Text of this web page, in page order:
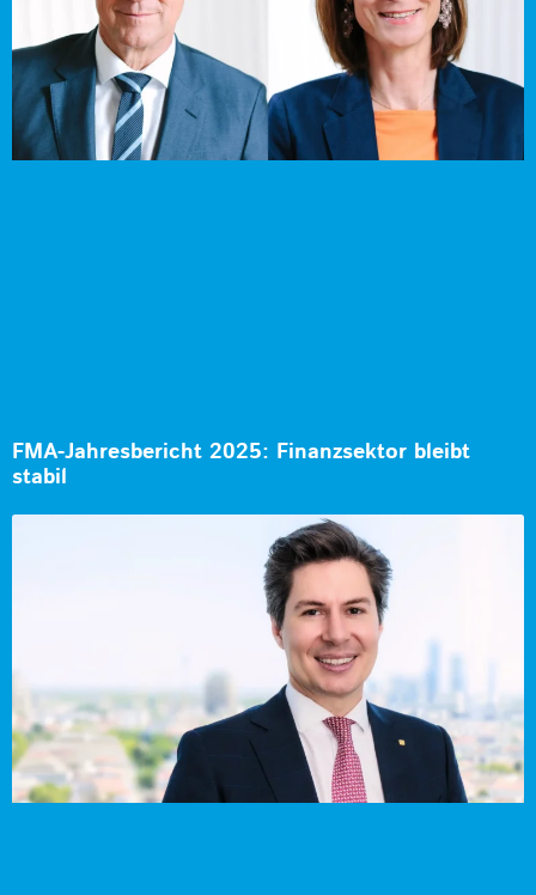
FMA-Jahresbericht 2025: Finanzsektor bleibt
stabil